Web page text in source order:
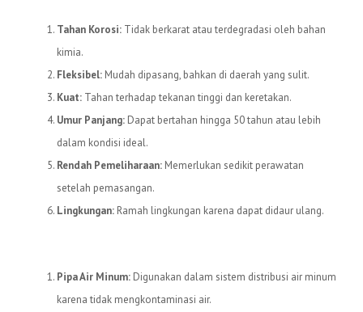
Tahan Korosi: Tidak berkarat atau terdegradasi oleh bahan
kimia.
Fleksibel: Mudah dipasang, bahkan di daerah yang sulit.
Kuat: Tahan terhadap tekanan tinggi dan keretakan.
Umur Panjang: Dapat bertahan hingga 50 tahun atau lebih
dalam kondisi ideal.
Rendah Pemeliharaan: Memerlukan sedikit perawatan
setelah pemasangan.
Lingkungan: Ramah lingkungan karena dapat didaur ulang.
Pipa Air Minum: Digunakan dalam sistem distribusi air minum
karena tidak mengkontaminasi air.